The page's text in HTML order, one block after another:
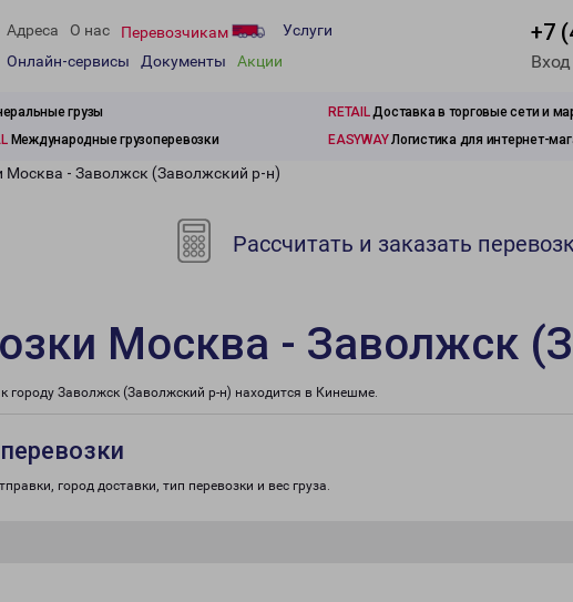
Адреса О нас Перевозчикам
Услуги
Онлайн-сервисы
Документы Акции
+7
грузы RETAILДоставка в торговые сети и
Международные грузоперевозки EASYWAYЛогистика для интернет-
Москва - Заволжск (Заволжский р-н)
Рассчитать и заказать
Москва - Заволжск
Заволжск (Заволжский р-н) находится в Кинешме.
город доставки, тип перевозки и вес груза.